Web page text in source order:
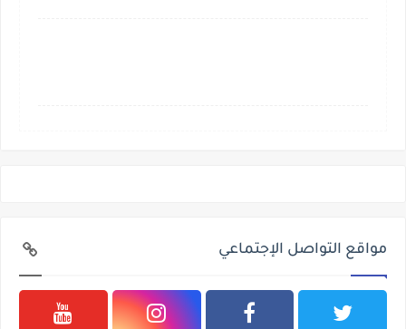
مواقع التواصل الإجتماعي